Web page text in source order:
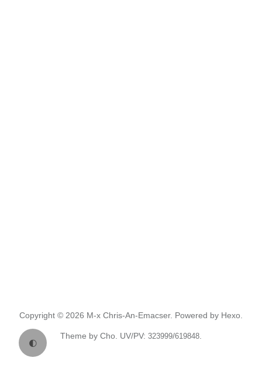
🌓
Copyright © 2026 M-x Chris-An-Emacser. Powered by Hexo.
Theme by Cho. UV/PV: 323999/619848